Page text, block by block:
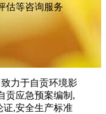
估等咨询服务